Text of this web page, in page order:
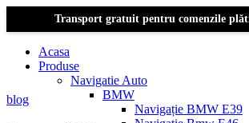
Transport gratuit pentru comenzile
Acasa
Produse
Navigatie Auto
BMW
Navigație BMW E39
blog